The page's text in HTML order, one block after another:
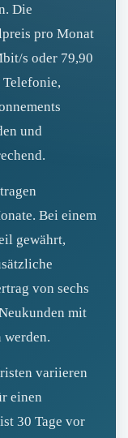
Die
pro Monat
s oder 79,90
und
Bei einem
gewährt,
von sechs
mit
werden.
variieren
einen
30 Tage vor